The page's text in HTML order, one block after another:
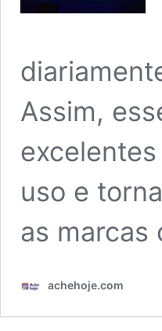
Assim,
uso e
as
achehoje.com